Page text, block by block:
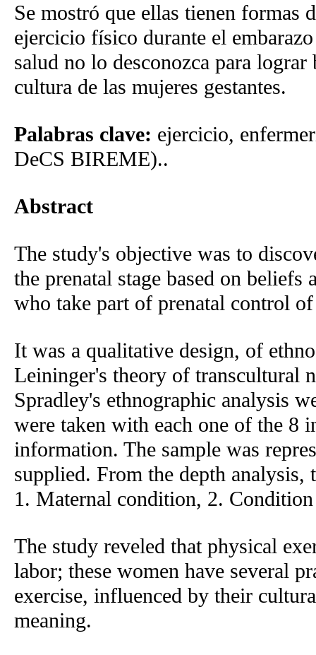
Se mostró que ellas tienen formas
ejercicio físico durante el
salud no lo desconozca para
cultura de las mujeres gestantes.
Palabras clave: ejercicio,
DeCS BIREME)..
Abstract
The study's objective was to
the prenatal stage based on
who take part of prenatal control
It was a qualitative design, of
Leininger's theory of transcultural
Spradley's ethnographic analysis
were taken with each one of the 8
information. The sample was
supplied. From the depth
1. Maternal condition, 2.
The study reveled that physical
labor; these women have several
exercise, influenced by their
meaning.